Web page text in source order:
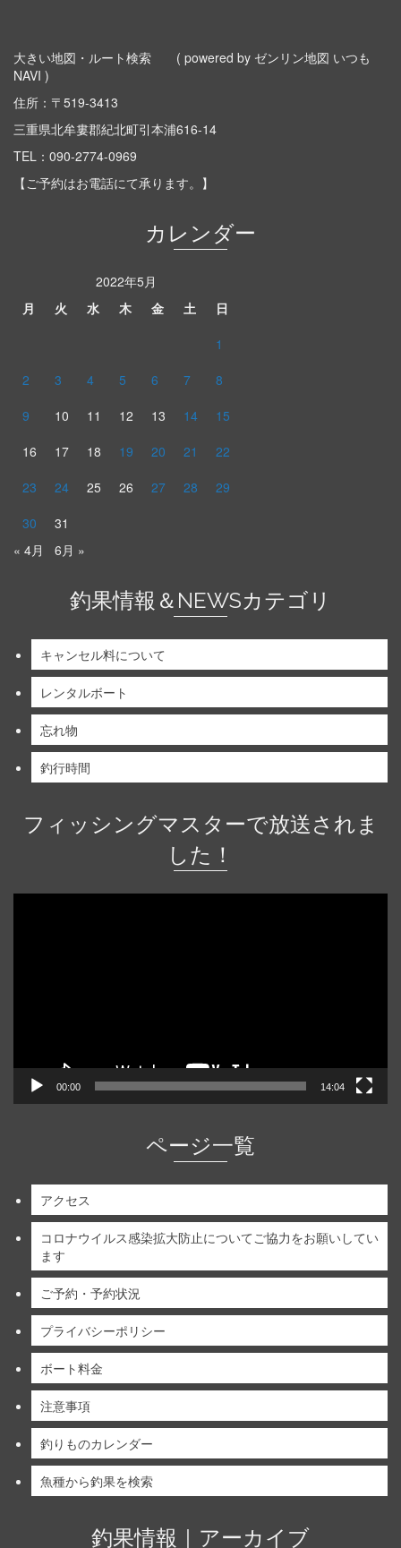
大きい地図・ルート検索
( powered by ゼンリン地図 いつも
NAVI )
住所：〒519-3413
三重県北牟婁郡紀北町引本浦616-14
TEL： 090-2774-0969
【ご予約はお電話にて承ります。】
カレンダー
2022年5月
月
火 水 木 金 土
日
1
2
3 4 5 6 7
8
9
10 11 12 13 14
15
16
17 18 19 20 21
22
23
24 25 26 27 28
29
30
31
« 4月
6月 »
釣果情報＆NEWSカテゴリ
キャンセル料について
レンタルボート
忘れ物
釣行時間
フィッシングマスターで放送されま
した！
00:00 14:04
ページ一覧
アクセス
コロナウイルス感染拡大防止についてご協力をお願いしてい
ます
ご予約・予約状況
プライバシーポリシー
ボート料金
注意事項
釣りものカレンダー
魚種から釣果を検索
釣果情報｜アーカイブ